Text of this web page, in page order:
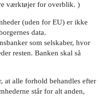
værktøjer for overblik. )
(uden for EU) er ikke
data.
som selskaber, hvor
resten. Banken skal så
at alle forhold behandles efter
står for alt anden,